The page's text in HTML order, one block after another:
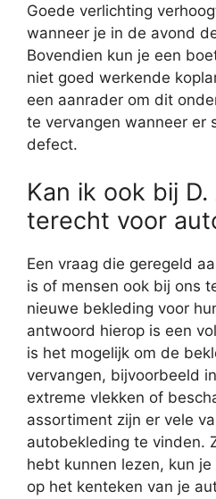
Goede verlichting
wanneer je in de avond
Bovendien kun je een
niet goed werkende
een aanrader om dit
te vervangen wanneer er
defect.
Kan ik ook bij D.
terecht voor
Een vraag die geregeld
is of mensen ook bij ons
nieuwe bekleding voor
antwoord hierop is een
is het mogelijk om de
vervangen, bijvoorbeeld
extreme vlekken of
assortiment zijn er vele
autobekleding te vinden.
hebt kunnen lezen, kun
op het kenteken van je